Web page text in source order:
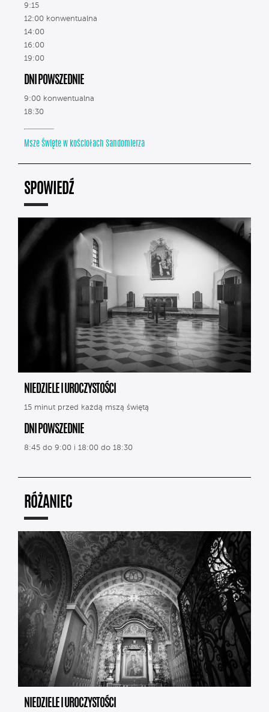
9:15
12:00 konwentualna
14:00
16:00
19:00
DNI POWSZEDNIE
9:00 konwentualna
18:30
Msze Święte w kościołach Sandomierza
SPOWIEDŹ
NIEDZIELE I UROCZYSTOŚCI
15 minut przed każdą mszą świętą
DNI POWSZEDNIE
8:45 do 9:00 i 18:00 do 18:30
RÓŻANIEC
NIEDZIELE I UROCZYSTOŚCI